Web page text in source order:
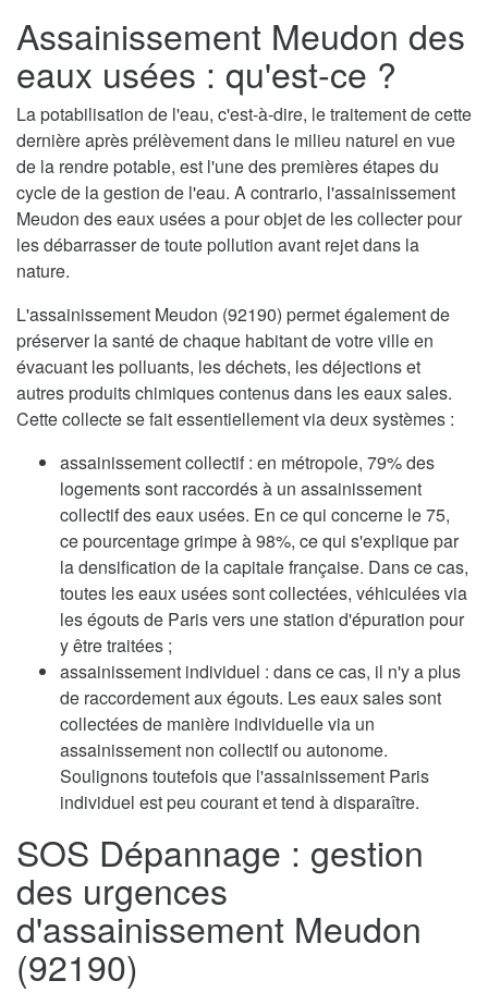
Assainissement Meudon des
eaux usées : qu'est-ce ?
La potabilisation de l'eau, c'est-à-dire, le traitement de cette
dernière après prélèvement dans le milieu naturel en vue
de la rendre potable, est l'une des premières étapes du
cycle de la gestion de l'eau. A contrario, l'assainissement
Meudon des eaux usées a pour objet de les collecter pour
les débarrasser de toute pollution avant rejet dans la
nature.
L'assainissement Meudon (92190) permet également de
préserver la santé de chaque habitant de votre ville en
évacuant les polluants, les déchets, les déjections et
autres produits chimiques contenus dans les eaux sales.
Cette collecte se fait essentiellement via deux systèmes :
assainissement collectif : en métropole, 79% des
logements sont raccordés à un assainissement
collectif des eaux usées. En ce qui concerne le 75,
ce pourcentage grimpe à 98%, ce qui s'explique par
la densification de la capitale française. Dans ce cas,
toutes les eaux usées sont collectées, véhiculées via
les égouts de Paris vers une station d'épuration pour
y être traitées ;
assainissement individuel : dans ce cas, il n'y a plus
de raccordement aux égouts. Les eaux sales sont
collectées de manière individuelle via un
assainissement non collectif ou autonome.
Soulignons toutefois que l'assainissement Paris
individuel est peu courant et tend à disparaître.
SOS Dépannage : gestion
des urgences
d'assainissement Meudon
(92190)